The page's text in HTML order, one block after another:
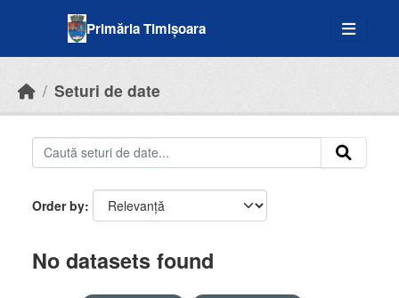
Primăria Timișoara
Seturi de date
Order by
No datasets found